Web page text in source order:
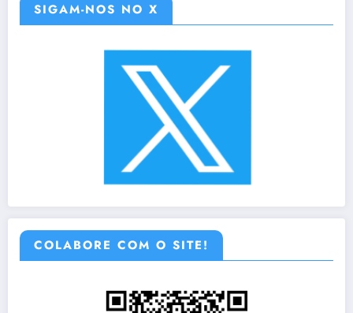
SIGAM-NOS NO X
COLABORE COM O SITE!